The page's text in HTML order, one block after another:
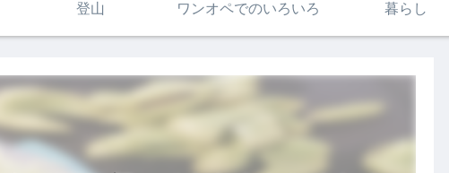
登山 ワンオペでのいろいろ 暮らし